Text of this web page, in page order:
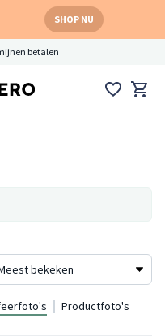
SHOP NU
betalen
Productfoto's